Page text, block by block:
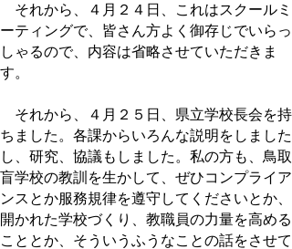
それから、４月２４日、これはスクールミ
ーティングで、皆さん方よく御存じでいらっ
しゃるので、内容は省略させていただきま
す。
それから、４月２５日、県立学校長会を持
ちました。各課からいろんな説明をしました
し、研究、協議もしました。私の方も、鳥取
盲学校の教訓を生かして、ぜひコンプライア
ンスとか服務規律を遵守してくださいとか、
開かれた学校づくり、教職員の力量を高める
こととか、そういうふうなことの話をさせて